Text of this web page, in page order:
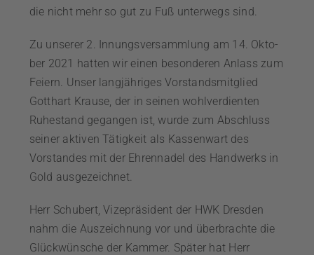
die nicht mehr so gut zu Fuß unterwegs sind.
Zu unserer 2. Innungsversammlung am 14. Okto­
ber 2021 hatten wir einen besonderen Anlass zum
Feiern. Unser langjähriges Vorstandsmitglied
Gotthart Krause, der in seinen wohlverdienten
Ruhestand gegangen ist, wurde zum Abschluss
seiner aktiven Tätigkeit als Kassenwart des
Vorstandes mit der Ehren­nadel des Handwerks in
Gold ausgezeichnet.
Herr Schubert, Vizepräsident der HWK Dresden
nahm die Auszeichnung vor und überbrachte die
Glückwünsche der Kammer. Später hat Herr